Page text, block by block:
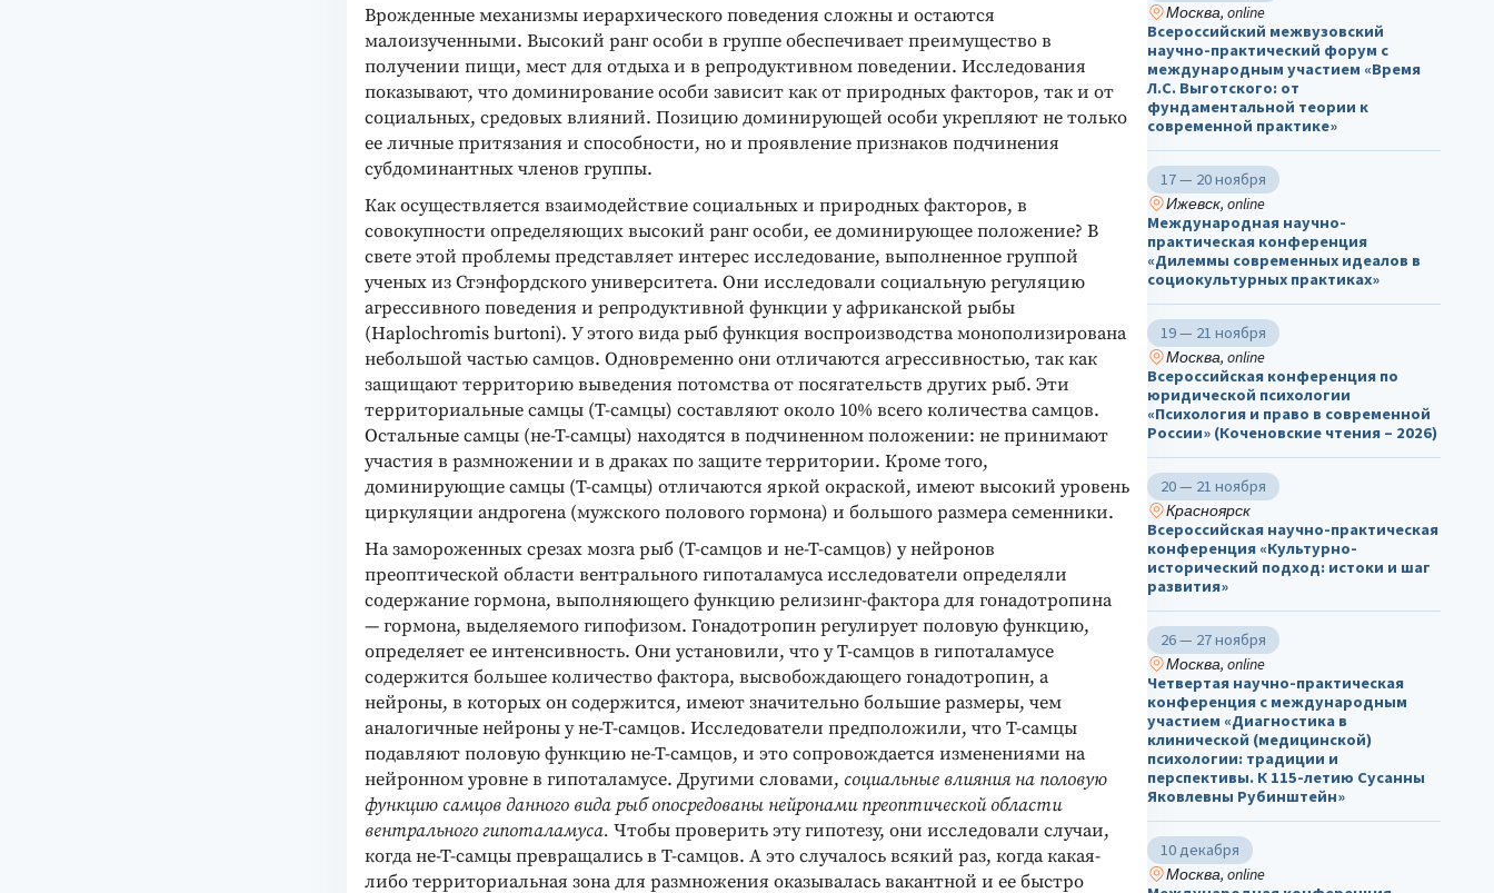
Врожденные механизмы иерархического поведения сложны и остаются
малоизученными. Высокий ранг особи в группе обеспечивает преимущество в
получении пищи, мест для отдыха и в репродуктивном поведении. Исследования
показывают, что доминирование особи зависит как от природных факторов, так и от
социальных, средовых влияний. Позицию доминирующей особи укрепляют не только
ее личные притязания и способности, но и проявление признаков подчинения
субдоминантных членов группы.
Как осуществляется взаимодействие социальных и природных факторов, в
совокупности определяющих высокий ранг особи, ее доминирующее положение? В
свете этой проблемы представляет интерес исследование, выполненное группой
ученых из Стэнфордского университета. Они исследовали социальную регуляцию
агрессивного поведения и репродуктивной функции у африканской рыбы
(Haplochromis burtoni). У этого вида рыб функция воспроизводства монополизирована
небольшой частью самцов. Одновременно они отличаются агрессивностью, так как
защищают территорию выведения потомства от посягательств других рыб. Эти
территориальные самцы (Т-самцы) составляют около 10% всего количества самцов.
Остальные самцы (не-Т-самцы) находятся в подчиненном положении: не принимают
участия в размножении и в драках по защите территории. Кроме того,
доминирующие самцы (Т-самцы) отличаются яркой окраской, имеют высокий уровень
циркуляции андрогена (мужского полового гормона) и большого размера семенники.
На замороженных срезах мозга рыб (Т-самцов и не-Т-самцов) у нейронов
преоптической области вентрального гипоталамуса исследователи определяли
содержание гормона, выполняющего функцию релизинг-фактора для гонадотропина
— гормона, выделяемого гипофизом. Гонадотропин регулирует половую функцию,
определяет ее интенсивность. Они установили, что у Т-самцов в гипоталамусе
содержится большее количество фактора, высвобождающего гонадотропин, а
нейроны, в которых он содержится, имеют значительно большие размеры, чем
аналогичные нейроны у не-Т-самцов. Исследователи предположили, что Т-самцы
подавляют половую функцию не-Т-самцов, и это сопровождается изменениями на
нейронном уровне в гипоталамусе. Другими словами, социальные влияния на половую
функцию самцов данного вида рыб опосредованы нейронами преоптической области
вентрального гипоталамуса. Чтобы проверить эту гипотезу, они исследовали случаи,
когда не-Т-самцы превращались в Т-самцов. А это случалось всякий раз, когда какая-
либо территориальная зона для размножения оказывалась вакантной и ее быстро
Москва, online
Всероссийский межвузовский
научно-практический форум с
международным участием «Время
Л.С. Выготского: от
фундаментальной теории к
современной практике»
17 — 20 ноября
Ижевск, online
Международная научно-
практическая конференция
«Дилеммы современных идеалов в
социокультурных практиках»
19 — 21 ноября
Москва, online
Всероссийская конференция по
юридической психологии
«Психология и право в современной
России» (Коченовские чтения – 2026)
20 — 21 ноября
Красноярск
Всероссийская научно-практическая
конференция «Культурно-
исторический подход: истоки и шаг
развития»
26 — 27 ноября
Москва, online
Четвертая научно-практическая
конференция с международным
участием «Диагностика в
клинической (медицинской)
психологии: традиции и
перспективы. К 115-летию Сусанны
Яковлевны Рубинштейн»
10 декабря
Москва, online